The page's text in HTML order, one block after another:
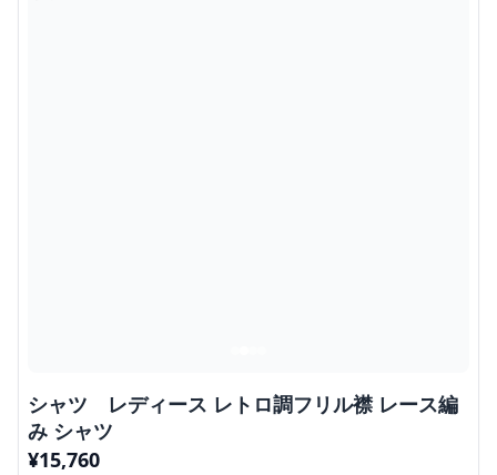
シャツ レディース レトロ調フリル襟 レース編
み シャツ
¥15,760